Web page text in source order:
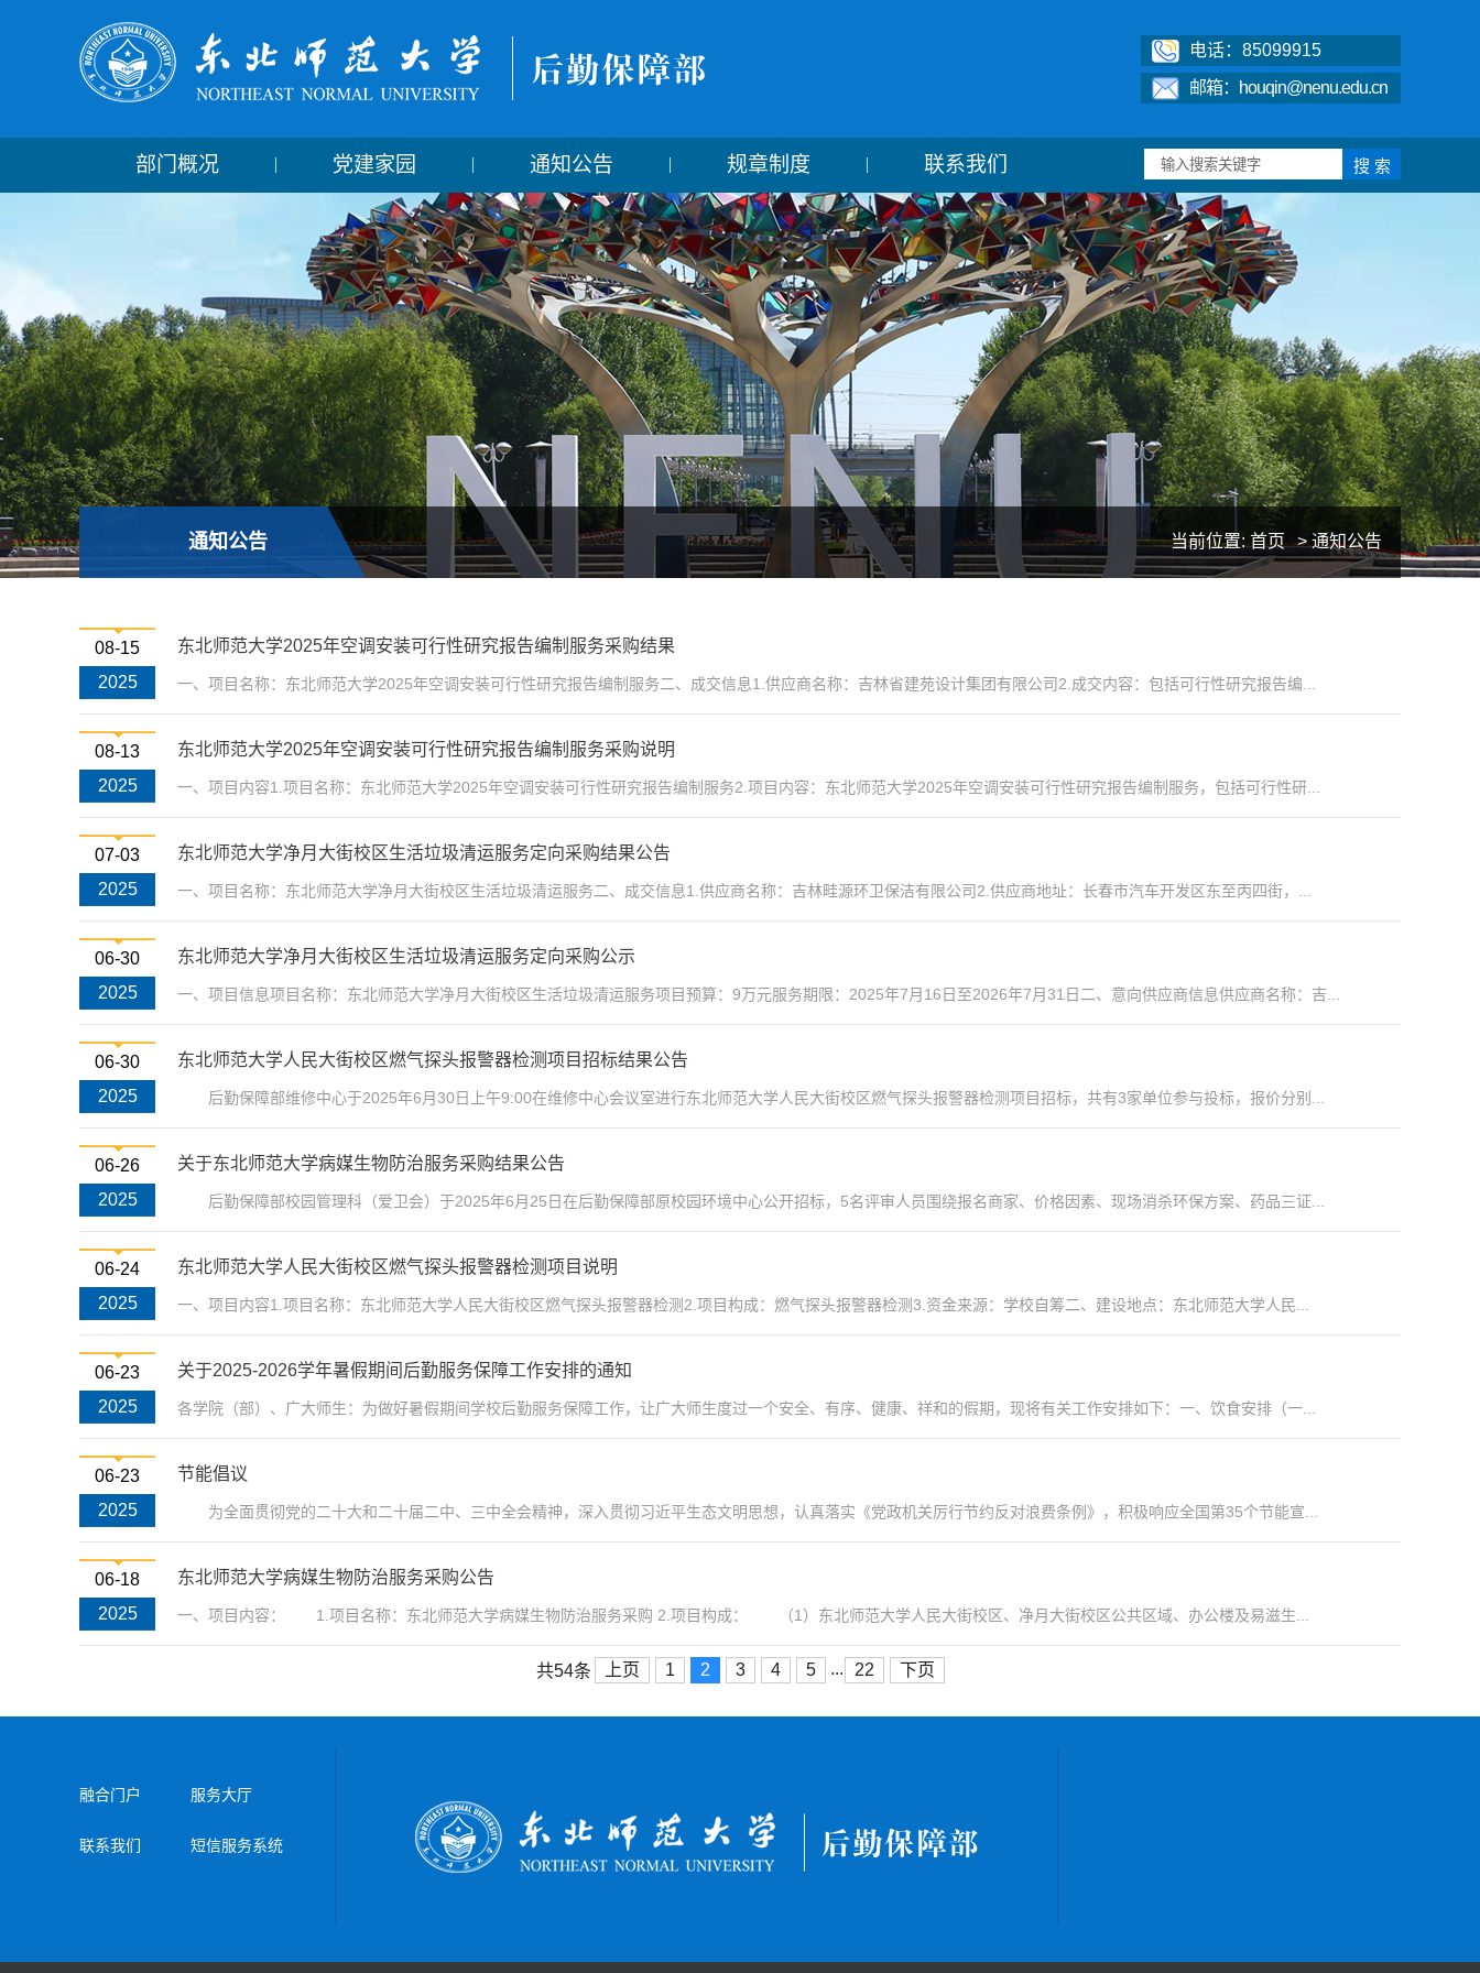
电话：85099915
邮箱：houqin@nenu.edu.cn
部门概况 党建家园 通知公告 规章制度 联系我们
通知公告 当前位置: 首页 >通知公告
08-15
2025
东北师范大学2025年空调安装可行性研究报告编制服务采购结果
一、项目名称：东北师范大学2025年空调安装可行性研究报告编制服务二、成交信息1.供应商名称：吉林省建苑设计集团有限公司2.成交内容：包括可行性研究报告编...
08-13
2025
东北师范大学2025年空调安装可行性研究报告编制服务采购说明
一、项目内容1.项目名称：东北师范大学2025年空调安装可行性研究报告编制服务2.项目内容：东北师范大学2025年空调安装可行性研究报告编制服务，包括可行性研...
07-03
2025
东北师范大学净月大街校区生活垃圾清运服务定向采购结果公告
一、项目名称：东北师范大学净月大街校区生活垃圾清运服务二、成交信息1.供应商名称：吉林畦源环卫保洁有限公司2.供应商地址：长春市汽车开发区东至丙四街，...
06-30
2025
东北师范大学净月大街校区生活垃圾清运服务定向采购公示
一、项目信息项目名称：东北师范大学净月大街校区生活垃圾清运服务项目预算：9万元服务期限：2025年7月16日至2026年7月31日二、意向供应商信息供应商名称：吉...
06-30
2025
东北师范大学人民大街校区燃气探头报警器检测项目招标结果公告
后勤保障部维修中心于2025年6月30日上午9:00在维修中心会议室进行东北师范大学人民大街校区燃气探头报警器检测项目招标，共有3家单位参与投标，报价分别...
06-26
2025
关于东北师范大学病媒生物防治服务采购结果公告
后勤保障部校园管理科（爱卫会）于2025年6月25日在后勤保障部原校园环境中心公开招标，5名评审人员围绕报名商家、价格因素、现场消杀环保方案、药品三证...
06-24
2025
东北师范大学人民大街校区燃气探头报警器检测项目说明
一、项目内容1.项目名称：东北师范大学人民大街校区燃气探头报警器检测2.项目构成：燃气探头报警器检测3.资金来源：学校自筹二、建设地点：东北师范大学人民...
06-23
2025
关于2025-2026学年暑假期间后勤服务保障工作安排的通知
各学院（部）、广大师生：为做好暑假期间学校后勤服务保障工作，让广大师生度过一个安全、有序、健康、祥和的假期，现将有关工作安排如下：一、饮食安排（一...
06-23
2025
节能倡议
为全面贯彻党的二十大和二十届二中、三中全会精神，深入贯彻习近平生态文明思想，认真落实《党政机关厉行节约反对浪费条例》，积极响应全国第35个节能宣...
06-18
2025
东北师范大学病媒生物防治服务采购公告
一、项目内容： 1.项目名称：东北师范大学病媒生物防治服务采购 2.项目构成： （1）东北师范大学人民大街校区、净月大街校区公共区域、办公楼及易滋生...
共54条 上页 1 2 3 4 5 ... 22 下页
融合门户 服务大厅
联系我们 短信服务系统